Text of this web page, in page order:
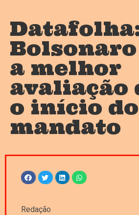
a melhor
avaliação
o início do
mandato
Redação